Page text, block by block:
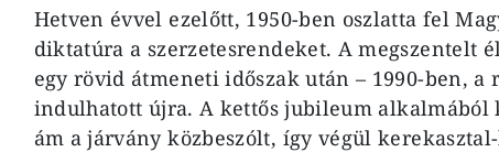
Hetven évvel ezelőtt, 1950-ben oszlatta fel
diktatúra a szerzetesrendeket. A megszentelt
egy rövid átmeneti időszak után – 1990-ben, a
indulhatott újra. A kettős jubileum alkalmából
ám a járvány közbeszólt, így végül